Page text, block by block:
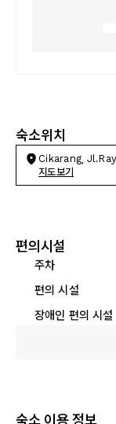
숙소위치
Cikarang,
지도보기
편의시설
주차
편의 시설
장애인 편의 시설
숙소 이용 정보